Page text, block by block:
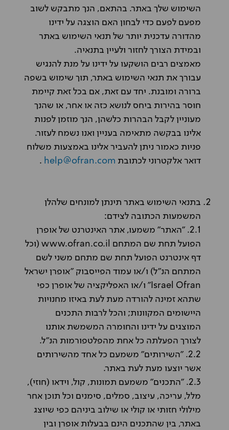
השימוש שלך באתר. בהתאם, הנך מתבקש לשוב
מפעם לפעם כדי לבחון האם הוצגה על ידינו
מהדורה עדכנית יותר של תנאי השימוש באתר
ובמידת הצורך לחזור ולעיין בתנאיה.
מאמצים רבים הושקעו על ידינו על מנת להנגיש
עבורך את תנאי השימוש באתר, תוך שימוש בשפה
ברורה ומובנת. יחד עם זאת, אם בכל זאת קיימת
חוסר בהירות ביחס לנושא כזה או אחר, או שהנך
מעוניין לקבל הבהרות כלשהן, הנך מוזמן לפנות
אלינו בבקשה מתאימה בעניין ואנו נשמח לעזור.
פניות כאמור ניתן להעביר אלינו באמצעות משלוח
דואר אלקטרוני לכתובת help@ofran.com
.
בתנאי השימוש באתר תינתן למונחים שלהלן
המשמעות הכתובה לצידם:
2.1. "האתר" משמעו, אתר האינטרנט של אופרן
הפועל תחת שם המתחם
www.ofran.co.il (וכל
דף אינטרנט הפועל תחת שם מתחם משני לשם
המתחם הנ"ל) ו/או עמוד הפייסבוק "אופרן ישראל
Ofran
Israel" ו/או האפליקציה של אופרן כפי
שתהא זמינה להורדה מעת לעת באיזו מחנויות
היישומים המקוונות; והכל לרבות התכנים
המוצגים על ידינו והחומרה המשמשת אותנו
לצורך הפעלתה כל אחת מהפלטפורמות הנ"ל.
2.2. "השירותים" משמעם כל אחד מהשירותים
אשר יוצעו מעת לעת באתר.
2.3. "התכנים" משמעם תמונות, קול, וידאו (חוזי),
מלל, עריכה, עיצוב, סמלים, סימנים וכל תוכן אחר
מילולי חזותי או קולי או שילוב ביניהם כפי שיוצג
באתר, בין שהתכנים הינם בבעלות אופרן ובין